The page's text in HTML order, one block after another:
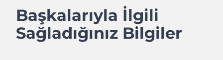
Başkalarıyla İlgili
Sağladığınız Bilgiler